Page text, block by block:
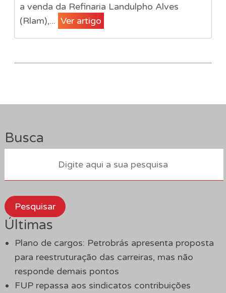
a venda da Refinaria Landulpho Alves
(Rlam),... Ver artigo
Busca
Pesquisar
Últimas
Plano de cargos: Petrobrás apresenta proposta
para reestruturação das carreiras, mas não
responde demais pontos
FUP repassa aos sindicatos contribuições